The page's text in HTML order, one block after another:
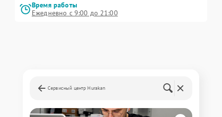
Время работы
Ежедневно с 9:00 до 21:00
Сервисный центр Hurakan